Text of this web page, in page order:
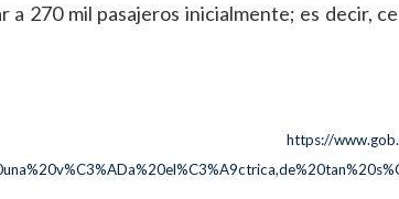
270 mil pasajeros inicialmente; es decir,
https://